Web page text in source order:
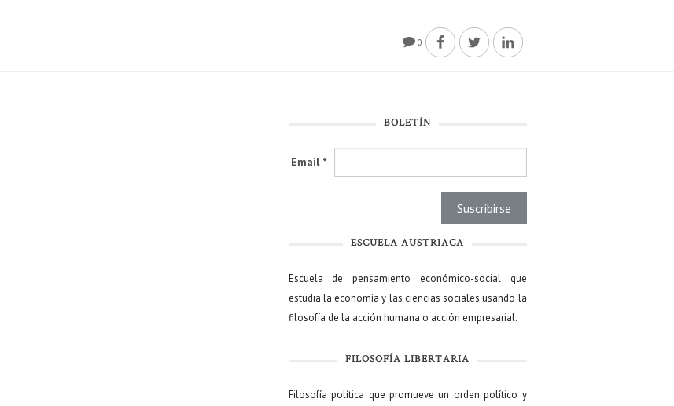
0
BOLETÍN
Email *
ESCUELA AUSTRIACA
Escuela de pensamiento económico-social que
estudia la economía y las ciencias sociales usando la
filosofía de la acción humana o acción empresarial.
FILOSOFÍA LIBERTARIA
Filosofía política que promueve un orden político y